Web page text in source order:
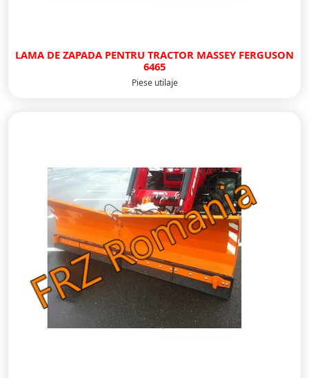
LAMA DE ZAPADA PENTRU TRACTOR MASSEY FERGUSON
6465
Piese utilaje